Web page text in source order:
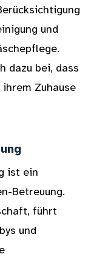
und
dazu bei, dass
Zuhause
ist ein
Betreuung.
führt
und